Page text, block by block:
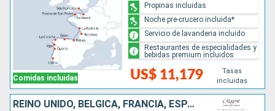
Comidas incluidas US$ 11,179
Tasas
incluidas
Propinas incluidas
Noche pre-crucero incluida*
Servicio de lavanderia incluido
Restaurantes de especialidades y
bebidas premium incluidos
REINO UNIDO, BÉLGICA, FRANCIA, ESPAÑA, PORTUGAL